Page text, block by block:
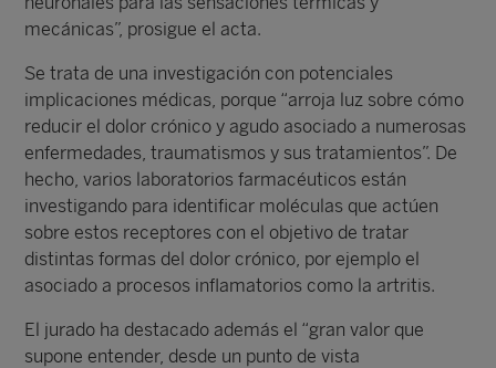
mecánicas”, prosigue el acta.
Se trata de una investigación con potenciales
implicaciones médicas, porque “arroja luz sobre cómo
reducir el dolor crónico y agudo asociado a numerosas
enfermedades, traumatismos y sus tratamientos”. De
hecho, varios laboratorios farmacéuticos están
investigando para identificar moléculas que actúen
sobre estos receptores con el objetivo de tratar
distintas formas del dolor crónico, por ejemplo el
asociado a procesos inflamatorios como la artritis.
El jurado ha destacado además el “gran valor que
supone entender, desde un punto de vista